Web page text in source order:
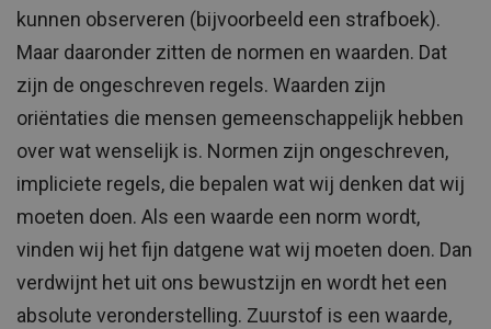
kunnen observeren (bijvoorbeeld een strafboek).
Maar daaronder zitten de normen en waarden. Dat
zijn de ongeschreven regels. Waarden zijn
oriëntaties die mensen gemeenschappelijk hebben
over wat wenselijk is. Normen zijn ongeschreven,
impliciete regels, die bepalen wat wij denken dat wij
moeten doen. Als een waarde een norm wordt,
vinden wij het fijn datgene wat wij moeten doen. Dan
verdwijnt het uit ons bewustzijn en wordt het een
absolute veronderstelling. Zuurstof is een waarde,